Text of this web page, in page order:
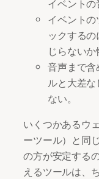
イベント
ックする
じらないか
音声まで
ルと大差
ない。
いくつかあるウ
ーツール）と同
の方が安定する
えるツールは、